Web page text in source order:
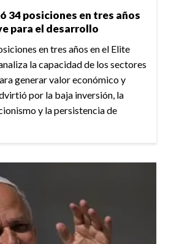
34 posiciones en tres años
para el desarrollo
en tres años en el Elite
la capacidad de los sectores
generar valor económico y
por la baja inversión, la
y la persistencia de